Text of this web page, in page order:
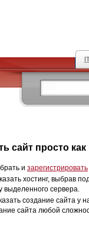
сайт просто как
и зарегистрировать
хостинг, выбрав
выделенного сервера.
создание сайта у
сайта любой